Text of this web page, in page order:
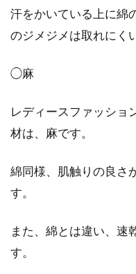
秋冬
し悪
ると
こ
イツ
汗をかいている上に綿
のジメジメは取れにく
◯麻
レディースファッショ
材は、麻です。
綿同様、肌触りの良さ
す。
また、綿とは違い、速
す。